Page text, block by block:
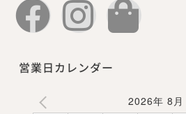
営業日カレンダー
2026年 8月